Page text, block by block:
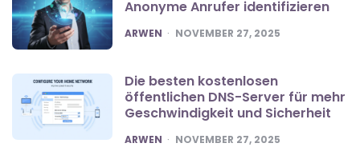
Anonyme Anrufer identifizieren
POSTED
ARWEN NOVEMBER 27, 2025
Die besten kostenlosen
öffentlichen DNS-Server für mehr
Geschwindigkeit und Sicherheit
POSTED
ARWEN NOVEMBER 27, 2025